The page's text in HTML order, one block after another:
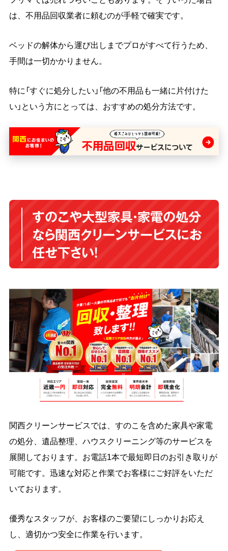
は、不用品回収業者に頼むのが手軽で確実です。
ベッドの解体から運び出しまでプロがすべて行うため、
手間は一切かかりません。
特に「すぐに処分したい」「他の不用品も一緒に片付けた
い」という方にとっては、おすすめの処分方法です。
すのこや大型家具・家電の処分
なら関西クリーンサービスにお
任せ下さい！
関西クリーンサービスでは、すのこを含めた家具や家電
の処分、遺品整理、ハウスクリーニング等のサービスを
展開しております。お電話1本で最短即日のお引き取りが
可能です。迅速な対応と作業でお客様にご好評をいただ
いております。
優秀なスタッフが、お客様のご要望にしっかりお応え
し、適切かつ安全に作業を行います。